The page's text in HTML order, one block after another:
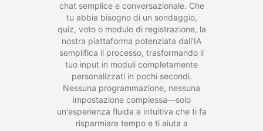
chat semplice e conversazionale. Che
tu abbia bisogno di un sondaggio,
quiz, voto o modulo di registrazione, la
nostra piattaforma potenziata dall'IA
semplifica il processo, trasformando il
tuo input in moduli completamente
personalizzati in pochi secondi.
Nessuna programmazione, nessuna
impostazione complessa—solo
un'esperienza fluida e intuitiva che ti fa
risparmiare tempo e ti aiuta a